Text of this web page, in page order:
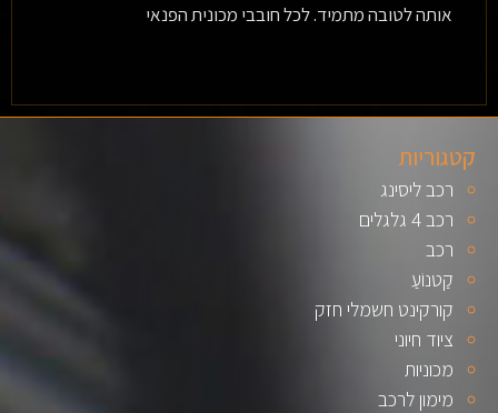
אותה לטובה מתמיד. לכל חובבי מכונית הפנאי
קטגוריות
רכב ליסינג
רכב 4 גלגלים
רכב
קַטנוֹעַ
קורקינט חשמלי חזק
ציוד חיוני
מכוניות
מימון לרכב